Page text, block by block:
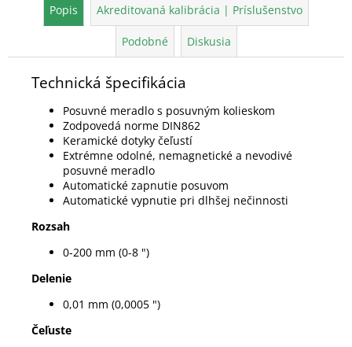
Popis Akreditovaná kalibrácia | Príslušenstvo
Podobné Diskusia
Technická špecifikácia
Posuvné meradlo s posuvným kolieskom
Zodpovedá norme DIN862
Keramické dotyky čeľustí
Extrémne odolné, nemagnetické a nevodivé
posuvné meradlo
Automatické zapnutie posuvom
Automatické vypnutie pri dlhšej nečinnosti
Rozsah
0-200 mm (0-8 ")
Delenie
0,01 mm (0,0005 ")
Čeľuste